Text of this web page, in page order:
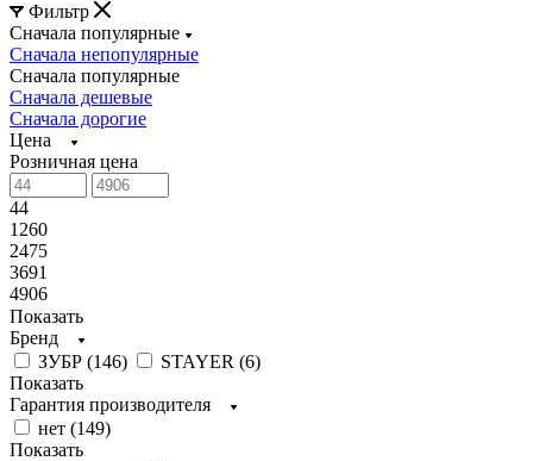
Фильтр
Сначала популярные
Сначала непопулярные
Сначала популярные
Сначала дешевые
Сначала дорогие
Цена
Розничная цена
44
1260
2475
3691
4906
Показать
Бренд
ЗУБР (146) STAYER (6)
Показать
Гарантия производителя
нет (149)
Показать